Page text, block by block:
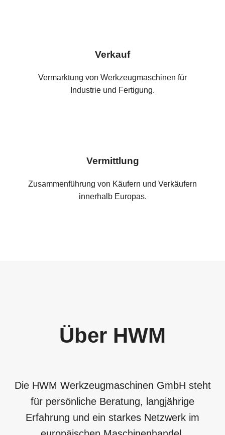
Verkauf
Vermarktung von Werkzeugmaschinen für
Industrie und Fertigung.
Vermittlung
Zusammenführung von Käufern und Verkäufern
innerhalb Europas.
Über HWM
Die HWM Werkzeugmaschinen GmbH steht
für persönliche Beratung, langjährige
Erfahrung und ein starkes Netzwerk im